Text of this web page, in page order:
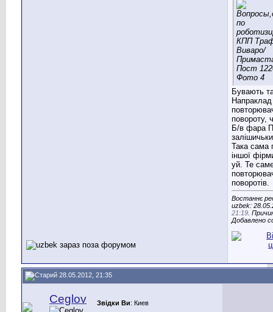
Бувають
Напраклад
повороту,
Б/в фара
Така сама
іншої
уй. Те
поворотів.
Востаннє
uzbek:
21:19 .
Добавлено
28.05.2012, 21:35
Ceglov Звідки Ви: Киев